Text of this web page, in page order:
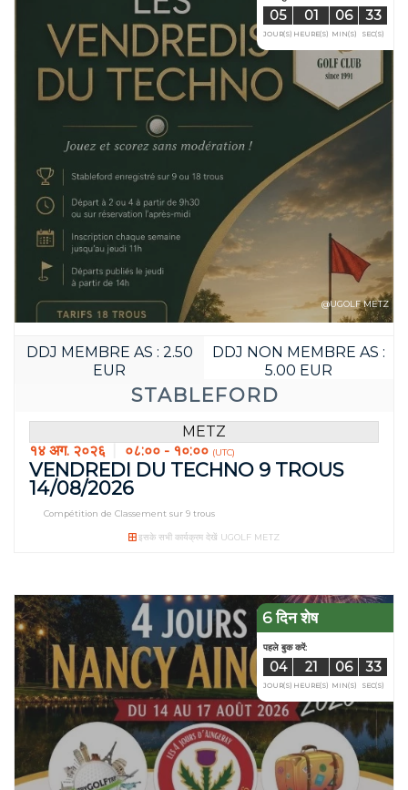
पहले बुक करें:
13
JOUR(S)
STABLEFORD
DDJ MEMBRE AS : 2.50
EUR
DDJ NON MEMBRE AS :
5.00 EUR
@UGOLF METZ
METZ
१४ अग. २०२६
०८:०० - १०:०० (UTC)
VENDREDI DU TECHNO 9 TROUS
14/08/2026
Compétition de Classement sur 9 trous
इसके सभी कार्यक्रम देखें UGOLF METZ
6 दिन शेष